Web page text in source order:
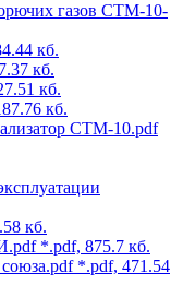
газов СТМ-10-
кб.
кб.
кб.
кб.
СТМ-10.pdf
кб.
*.pdf, 875.7 кб.
*.pdf, 471.54